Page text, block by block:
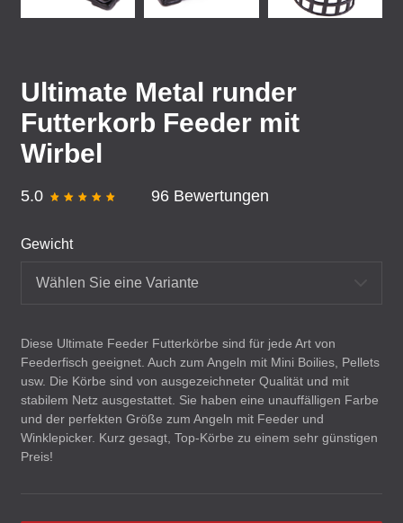
Ultimate Metal runder
Futterkorb Feeder mit
Wirbel
5.0 96 Bewertungen
Gewicht
Wählen Sie eine Variante
Diese Ultimate Feeder Futterkörbe sind für jede Art von
Feederfisch geeignet. Auch zum Angeln mit Mini Boilies, Pellets
usw. Die Körbe sind von ausgezeichneter Qualität und mit
stabilem Netz ausgestattet. Sie haben eine unauffälligen Farbe
und der perfekten Größe zum Angeln mit Feeder und
Winklepicker. Kurz gesagt, Top-Körbe zu einem sehr günstigen
Preis!